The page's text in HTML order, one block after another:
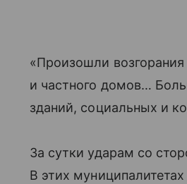
«Произошли
и частного домов…
зданий, социальных и
За сутки ударам со
В этих